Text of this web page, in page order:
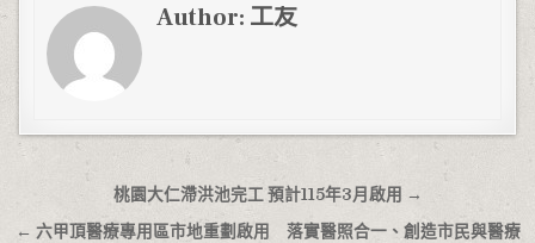
Author: 工友
文章導覽桃園大仁滯洪池完工 預計115年3月啟用 →
← 六甲頂醫療專用區市地重劃啟用 落實醫照合一、創造市民與醫療